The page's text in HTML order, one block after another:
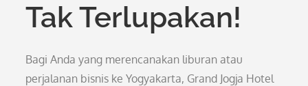
Tak Terlupakan!
Bagi Anda yang merencanakan liburan atau
perjalanan bisnis ke Yogyakarta, Grand Jogja Hotel